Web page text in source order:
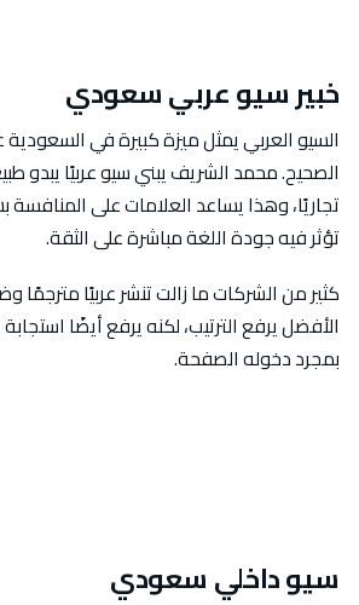
خبير سيو عربي سعودي
السيو العربي يمثل ميزة كبيرة في السعودية
الصحيح. محمد الشريف يبني سيو عربيًا يبدو
تجاريًا، وهذا يساعد العلامات على
تؤثر فيه جودة اللغة مباشرة على الثقة.
كثير من الشركات ما زالت تنشر عربيًا مترجمًا
الأفضل يرفع الترتيب، لكنه يرفع أيضًا
بمجرد دخوله الصفحة.
سيو داخلي سعودي